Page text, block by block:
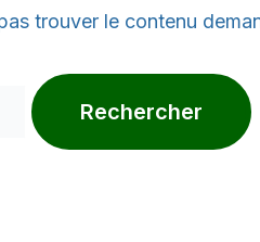
trouver le contenu